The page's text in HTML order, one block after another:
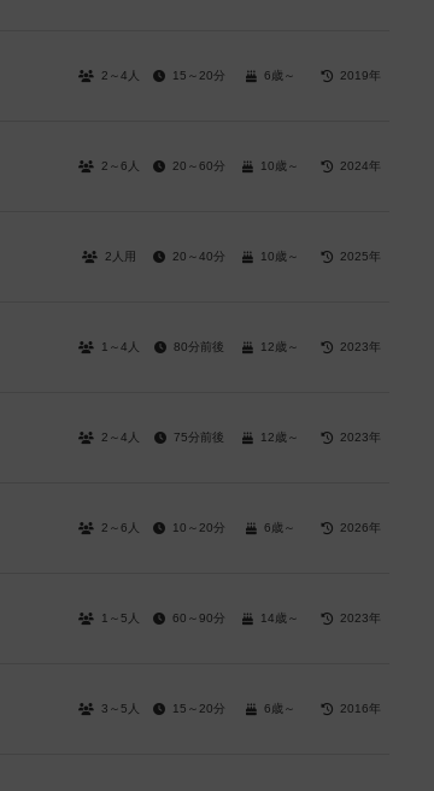
2～4人 15～20分 6歳～ 2019年
2～6人 20～60分 10歳～ 2024年
2人用 20～40分 10歳～ 2025年
1～4人 80分前後 12歳～ 2023年
2～4人 75分前後 12歳～ 2023年
2～6人 10～20分 6歳～ 2026年
1～5人 60～90分 14歳～ 2023年
3～5人 15～20分 6歳～ 2016年